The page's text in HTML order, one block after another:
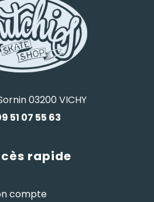
03200 VICHY
51 07 55 63
rapide
compte